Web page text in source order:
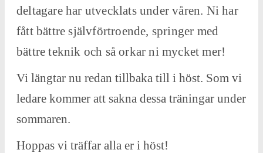
deltagare har utvecklats under våren. Ni har
fått bättre självförtroende, springer med
bättre teknik och så orkar ni mycket mer!
Vi längtar nu redan tillbaka till i höst. Som vi
ledare kommer att sakna dessa träningar under
sommaren.
Hoppas vi träffar alla er i höst!